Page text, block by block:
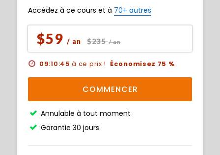
Accédez à ce cours et à 70+ autres
$59 / an $235/ an
09:10:43 à ce prix ! Économisez 75 %
COMMENCER
Annulable à tout moment
Garantie 30 jours